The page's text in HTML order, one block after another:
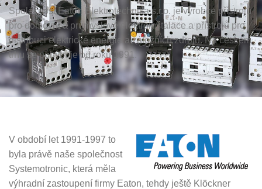
Společnost Eaton Elektrotechnika s.r.o. je výrobce přístrojů
pro domovní a průmyslové elektroinstalace a přístrojů pro
distribuci elektrické energie a záložních zdrojů. Na českém
trhu se pohybuje od roku 1991.
V období let 1991-1997 to
byla právě naše společnost
Systemotronic, která měla
výhradní zastoupení firmy Eaton, tehdy ještě Klöckner